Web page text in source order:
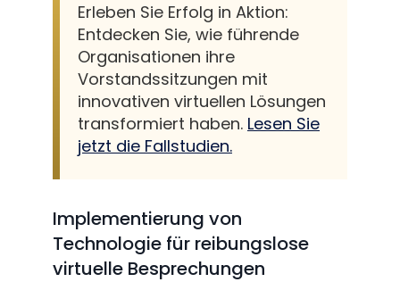
Erleben Sie Erfolg in Aktion:
Entdecken Sie, wie führende
Organisationen ihre
Vorstandssitzungen mit
innovativen virtuellen Lösungen
transformiert haben. Lesen Sie
jetzt die Fallstudien.
Implementierung von
Technologie für reibungslose
virtuelle Besprechungen